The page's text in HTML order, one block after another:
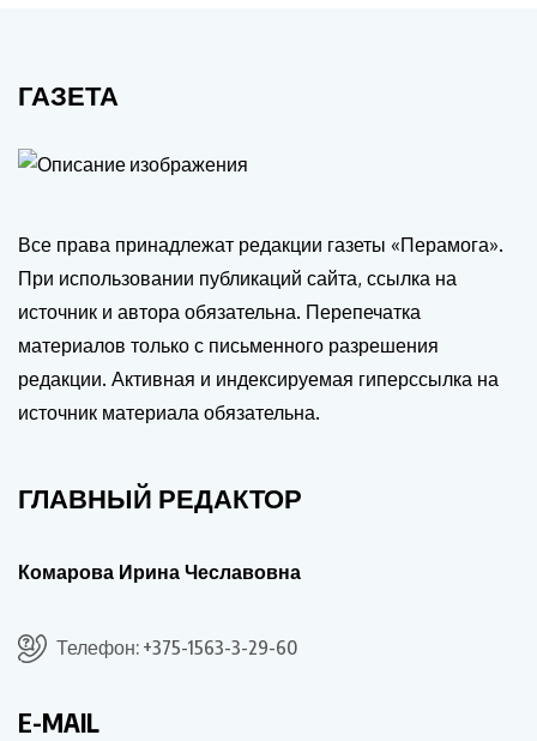
ГАЗЕТА
Все права принадлежат редакции газеты «Перамога».
При использовании публикаций сайта, ссылка на
источник и автора обязательна. Перепечатка
материалов только с письменного разрешения
редакции. Активная и индексируемая гиперссылка на
источник материала обязательна.
ГЛАВНЫЙ РЕДАКТОР
Комарова Ирина Чеславовна
Телефон: +375-1563-3-29-60
E-MAIL